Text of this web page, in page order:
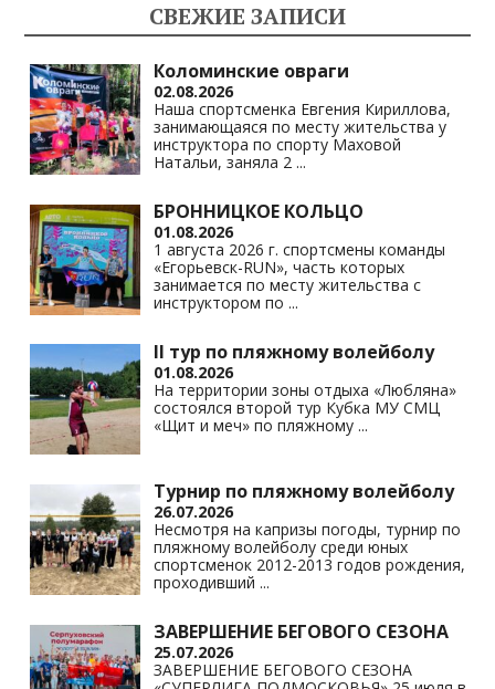
СВЕЖИЕ ЗАПИСИ
Коломинские овраги
02.08.2026
Наша спортсменка Евгения Кириллова,
занимающаяся по месту жительства у
инструктора по спорту Маховой
Натальи, заняла 2 ...
БРОННИЦКОЕ КОЛЬЦО
01.08.2026
1 августа 2026 г. спортсмены команды
«Егорьевск-RUN», часть которых
занимается по месту жительства с
инструктором по ...
II тур по пляжному волейболу
01.08.2026
На территории зоны отдыха «Любляна»
состоялся второй тур Кубка МУ СМЦ
«Щит и меч» по пляжному ...
Турнир по пляжному волейболу
26.07.2026
Несмотря на капризы погоды, турнир по
пляжному волейболу среди юных
спортсменок 2012-2013 годов рождения,
проходивший ...
ЗАВЕРШЕНИЕ БЕГОВОГО СЕЗОНА
25.07.2026
ЗАВЕРШЕНИЕ БЕГОВОГО СЕЗОНА